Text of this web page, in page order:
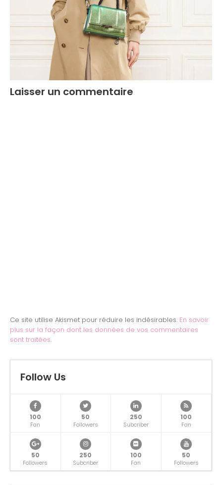
Laisser un commentaire
Ce site utilise Akismet pour réduire les indésirables. En savoir
plus sur la façon dont les données de vos commentaires
sont traitées.
Follow Us
100
Fan
50
Followers
250
Subcriber
100
Fan
50
Followers
250
Subcriber
100
Fan
50
Followers